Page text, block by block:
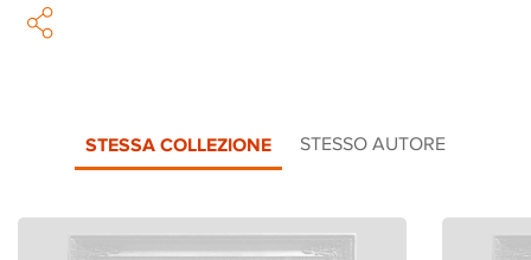
STESSA COLLEZIONE STESSO AUTORE